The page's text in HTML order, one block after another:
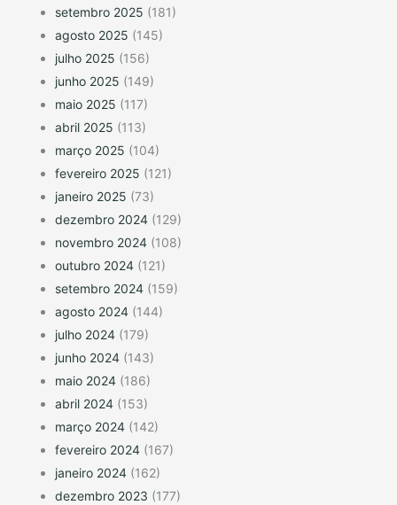
setembro 2025 (181)
agosto 2025 (145)
julho 2025 (156)
junho 2025 (149)
maio 2025 (117)
abril 2025 (113)
março 2025 (104)
fevereiro 2025 (121)
janeiro 2025 (73)
dezembro 2024 (129)
novembro 2024 (108)
outubro 2024 (121)
setembro 2024 (159)
agosto 2024 (144)
julho 2024 (179)
junho 2024 (143)
maio 2024 (186)
abril 2024 (153)
março 2024 (142)
fevereiro 2024 (167)
janeiro 2024 (162)
dezembro 2023 (177)